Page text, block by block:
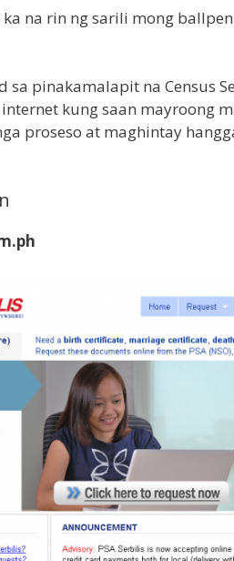
na rin ng sarili mong
sa pinakamalapit na Census
kung saan mayroong
proseso at maghintay